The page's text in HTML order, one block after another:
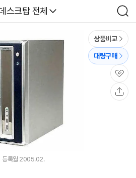
나와
스크탑 전체
검
색
상품비교
대량구매
관
심
등록월 2005.02.